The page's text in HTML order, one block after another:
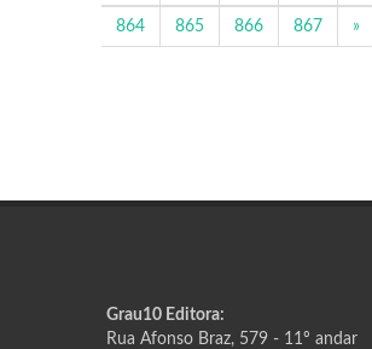
864 865 866 867 »
Grau10 Editora:
Rua Afonso Braz, 579 - 11º andar